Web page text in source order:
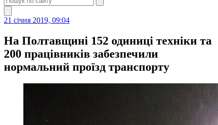
21 січня 2019, 09:04
На Полтавщині 152 одиниці техніки та
200 працівників забезпечили
нормальний проїзд транспорту